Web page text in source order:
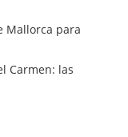
Mallorca para
Carmen: las